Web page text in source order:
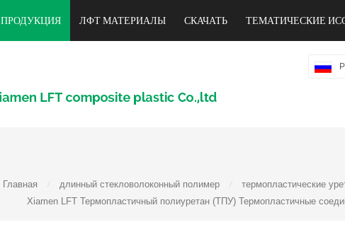
ПРОДУКЦИЯ ЛФТ МАТЕРИАЛЫ СКАЧАТЬ ТЕМАТИЧЕСКИЕ
Главная длинный стекловолоконный полимер термопластические
Xiamen LFT Термопластичный полиуретан (ТПУ) Термопластичные